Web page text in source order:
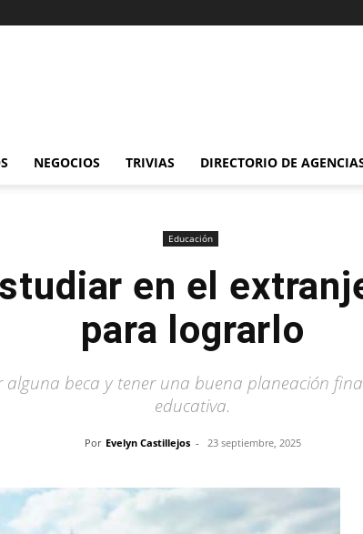
NEGOCIOS TRIVIAS DIRECTORIO DE
Educación
en el
para lograrlo
alguna beca y tener una buena planeación
educativa.
Por Evelyn Castillejos - 23 septiembre, 2025